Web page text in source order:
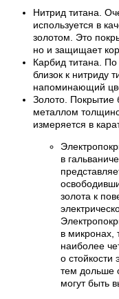
Нитрид титана.
используется в
золотом. Это
но и защищает
Карбид титана. По
близок к нитриду
напоминающий
Золото. Покрытие
металлом
измеряется в
в
золота к
в микронах,
наиболее
о
тем дольше
могут быть